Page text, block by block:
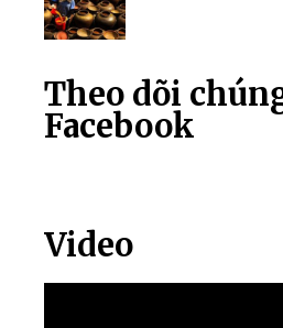
Theo dõi
Facebook
Video